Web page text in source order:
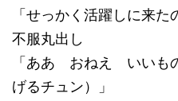
「せっかく活躍しに来
不服丸出し
「ああ おねえ いいも
げるチュン）」